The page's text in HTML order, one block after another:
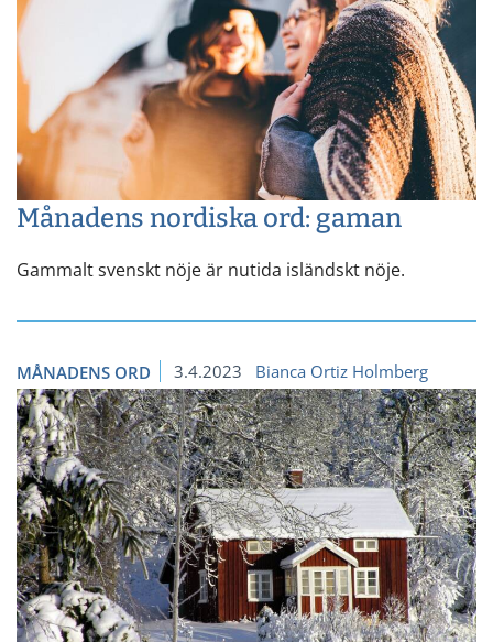
Månadens nordiska ord: gaman
Gammalt svenskt nöje är nutida isländskt nöje.
MÅNADENS ORD 3.4.2023 Bianca Ortiz Holmberg